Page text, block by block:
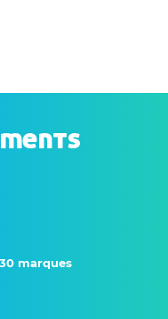
marques